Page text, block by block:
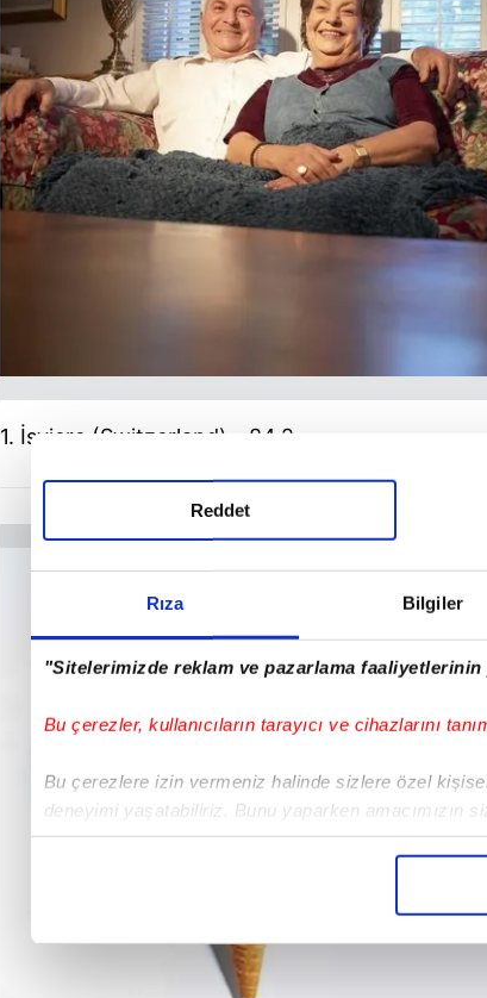
Rıza Bilgiler
"Sitelerimizde reklam ve pazarlama faaliyetlerinin
Bu çerezler, kullanıcıların tarayıcı ve cihazlarını
Bu çerezlere izin vermeniz halinde sizlere özel
deneyimi yaşatabiliriz. Bunu yaparken amacımızın
içerikleri sunabilmek adına elimizden gelen çabayı
Sizlere daha iyi bir hizmet sunabilmek için İnternet
Reddet
1. İsviçre (Switzerland) - 84.2